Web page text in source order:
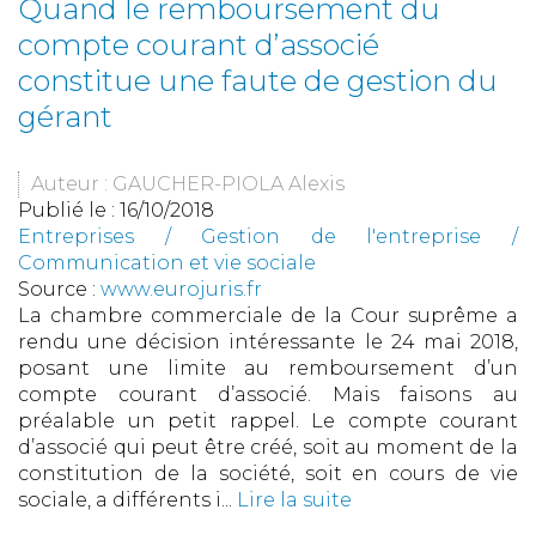
Quand le remboursement du
compte courant d’associé
constitue une faute de gestion du
gérant
Auteur : GAUCHER-PIOLA Alexis
Publié le : 16/10/2018
Entreprises / Gestion de l'entreprise /
Communication et vie sociale
Source : www.eurojuris.fr
La chambre commerciale de la Cour suprême a
rendu une décision intéressante le 24 mai 2018,
posant une limite au remboursement d’un
compte courant d’associé. Mais faisons au
préalable un petit rappel. Le compte courant
d’associé qui peut être créé, soit au moment de la
constitution de la société, soit en cours de vie
sociale, a différents i... Lire la suite